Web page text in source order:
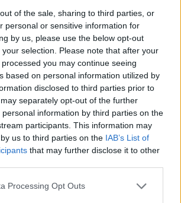
of the sale, sharing to third parties, or
personal or sensitive information for
by us, please use the below opt-out
selection. Please note that after your
you may continue seeing
based on personal information utilized by
disclosed to third parties prior to
separately opt-out of the further
information by third parties on the
participants. This information may
us to third parties on the IAB’s List of
that may further disclose it to other
Processing Opt Outs
mayo
mayo
Contra el Cáncer
agosto es: